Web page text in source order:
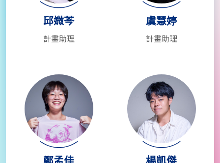
邱媺芩
計畫助理
虞慧婷
計畫助理
鄭孟佳 楊凱傑